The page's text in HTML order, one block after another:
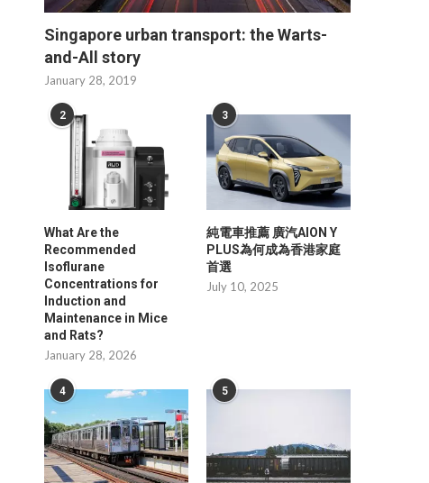
Singapore urban transport: the Warts-
and-All story
January 28, 2019
2
What Are the
Recommended
Isoflurane
Concentrations for
Induction and
Maintenance in Mice
and Rats?
January 28, 2026
3
純電車推薦 廣汽AION Y
PLUS為何成為香港家庭
首選
July 10, 2025
4 5